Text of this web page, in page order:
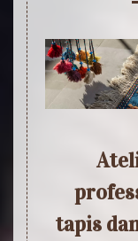
et
des
tapis